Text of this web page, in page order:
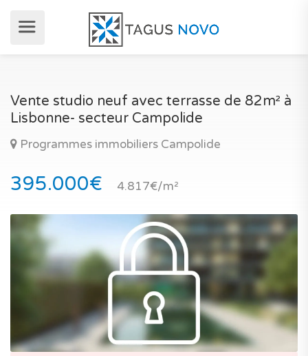
Vente studio neuf avec terrasse de 82m² à
Lisbonne- secteur Campolide
Programmes immobiliers Campolide
395.000€ 4.817€/m²